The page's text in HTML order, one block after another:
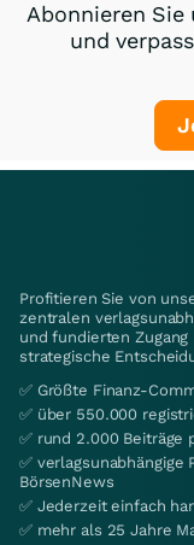
Abonnieren
und
Profitieren Sie von
zentralen
und fundierten
strategische
✅ Größte Finanz-
✅ über 550.000
✅ rund 2.000 Beiträge
✅ verlagsunabhängige
BörsenNews
✅ Jederzeit einfach
✅ mehr als 25 Jahre